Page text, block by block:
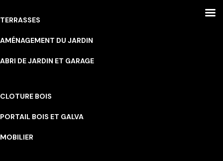
TERRASSES
AMÉNAGEMENT DU JARDIN
ABRI DE JARDIN ET GARAGE
CLOTURE BOIS
PORTAIL BOIS ET GALVA
MOBILIER